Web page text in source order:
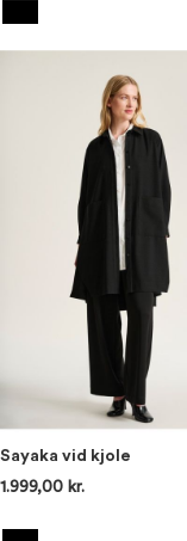
Sayaka vid kjole
1.999,00 kr.